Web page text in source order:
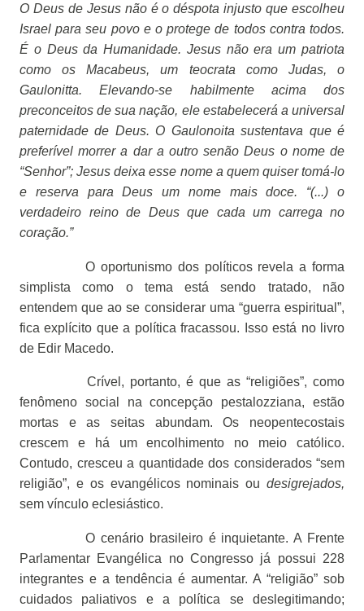
O Deus de Jesus não é o déspota injusto que escolheu
Israel para seu povo e o protege de todos contra todos.
É o Deus da Humanidade. Jesus não era um patriota
como os Macabeus, um teocrata como Judas, o
Gaulonitta. Elevando-se habilmente acima dos
preconceitos de sua nação, ele estabelecerá a universal
paternidade de Deus. O Gaulonoita sustentava que é
preferível morrer a dar a outro senão Deus o nome de
“Senhor”; Jesus deixa esse nome a quem quiser tomá-lo
e reserva para Deus um nome mais doce. “(...) o
verdadeiro reino de Deus que cada um carrega no
coração.”
O oportunismo dos políticos revela a forma
simplista como o tema está sendo tratado, não
entendem que ao se considerar uma “guerra espiritual”,
fica explícito que a política fracassou. Isso está no livro
de Edir Macedo.
Crível, portanto, é que as “religiões”, como
fenômeno social na concepção pestalozziana, estão
mortas e as seitas abundam. Os neopentecostais
crescem e há um encolhimento no meio católico.
Contudo, cresceu a quantidade dos considerados “sem
religião”, e os evangélicos nominais ou desigrejados,
sem vínculo eclesiástico.
O cenário brasileiro é inquietante. A Frente
Parlamentar Evangélica no Congresso já possui 228
integrantes e a tendência é aumentar. A “religião” sob
cuidados paliativos e a política se deslegitimando;